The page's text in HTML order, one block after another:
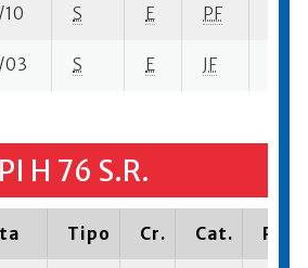
S E PF
03 S E JF
H 76 S.R.
Tipo Cr. Cat.